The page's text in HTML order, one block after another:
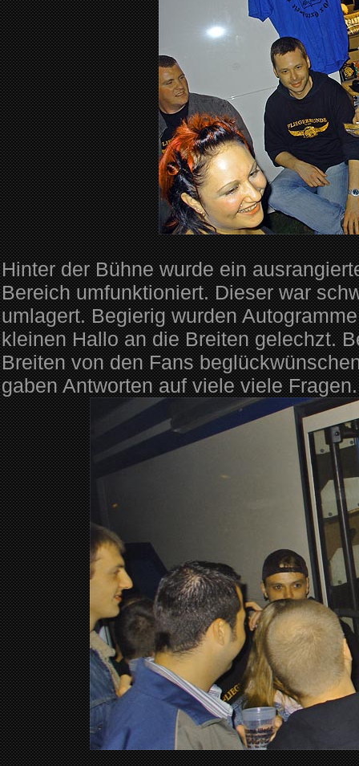
Hinter der Bühne wurde ein
Bereich umfunktioniert. Dieser war
umlagert. Begierig wurden
kleinen Hallo an die Breiten gelechzt.
Breiten von den Fans
gaben Antworten auf viele viele